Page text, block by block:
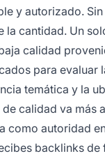
y autorizado.
la cantidad. Un
calidad
para
temática y la
calidad va más
como autoridad
backlinks